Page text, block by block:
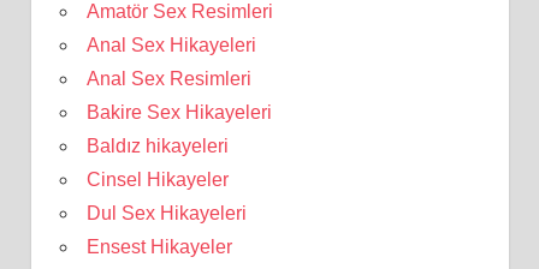
Amatör Sex Resimleri
Anal Sex Hikayeleri
Anal Sex Resimleri
Bakire Sex Hikayeleri
Baldız hikayeleri
Cinsel Hikayeler
Dul Sex Hikayeleri
Ensest Hikayeler